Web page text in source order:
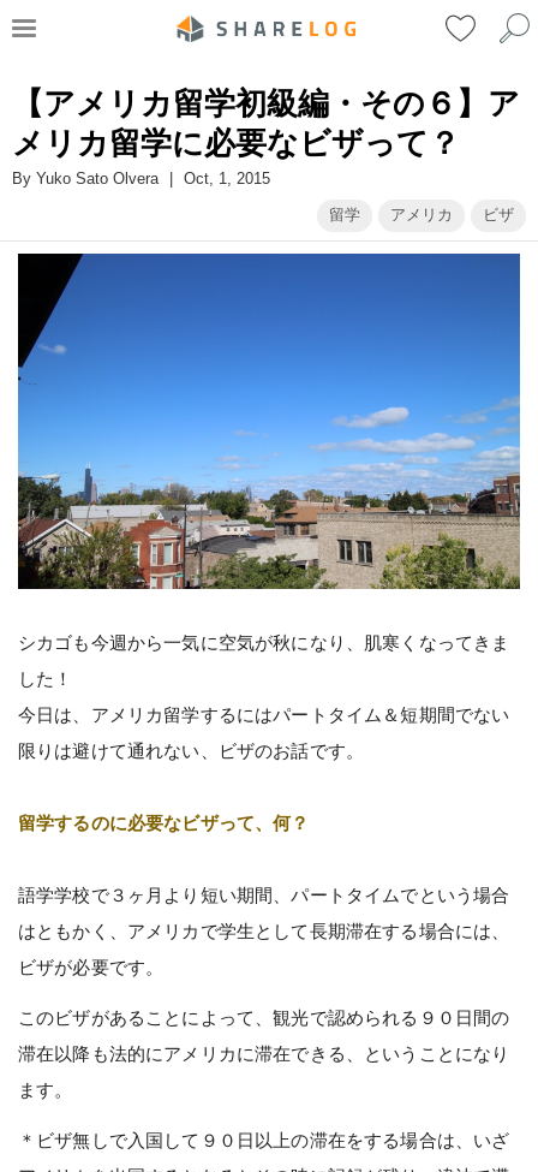
【アメリカ留学初級編・その６】ア
メリカ留学に必要なビザって？
By Yuko Sato Olvera
Oct, 1, 2015
留学
アメリカ ビザ
シカゴも今週から一気に空気が秋になり、肌寒くなってきま
した！
今日は、アメリカ留学するにはパートタイム＆短期間でない
限りは避けて通れない、ビザのお話です。
留学するのに必要なビザって、何？
語学学校で３ヶ月より短い期間、パートタイムでという場合
はともかく、アメリカで学生として長期滞在する場合には、
ビザが必要です。
このビザがあることによって、観光で認められる９０日間の
滞在以降も法的にアメリカに滞在できる、ということになり
ます。
＊ビザ無しで入国して９０日以上の滞在をする場合は、いざ